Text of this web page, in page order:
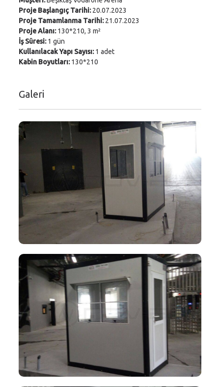
Proje Başlangıç Tarihi:20.07.2023
Proje Tamamlanma Tarihi:21.07.2023
Proje Alanı:130*210, 3 m²
İş Süresi:1 gün
Kullanılacak Yapı Sayısı:1 adet
Kabin Boyutları:130*210
Galeri